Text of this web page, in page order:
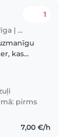
Aukles darbs pilsētā Rīga | Babysits
1
kas
cilvēkiem.
pirms
7,00 €/h